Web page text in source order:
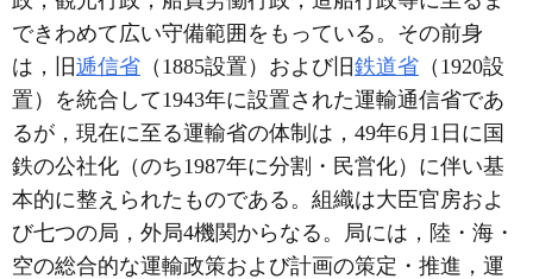
できわめて広い守備範囲をもっている。その前身
は，旧逓信省 （1885設置）および旧鉄道省 （1920設
置）を統合して1943年に設置された運輸通信省であ
るが，現在に至る運輸省の体制は，49年6月1日に国
鉄の公社化（のち1987年に分割・民営化）に伴い基
本的に整えられたものである。組織は大臣官房およ
び七つの局，外局4機関からなる。局には，陸・海・
空の総合的な運輸政策および計画の策定・推進，運